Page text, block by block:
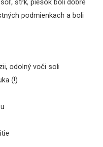
štrk, piesok boli dobre
podmienkach a boli
odolný voči soli
(!)